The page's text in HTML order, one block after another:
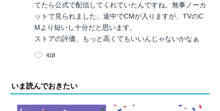
てたら公式で配信してくれていたんですね。無事ノーカ
ットで見られました。途中でCMが入りますが、TVのC
Mより短いし十分だと思います。
ストアの評価、もっと高くてもいいんじゃないかなぁ
418
いま読んでおきたい